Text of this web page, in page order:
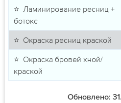
⭐ Ламинирование ресниц +
ботокс
⭐ Окраска ресниц краской
⭐ Окраска бровей хной/
краской
Обновлено: